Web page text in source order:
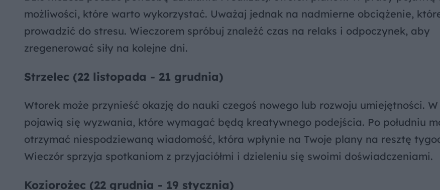
możliwości, które warto wykorzystać. Uważaj jednak na nadmierne obciążenie,
prowadzić do stresu. Wieczorem spróbuj znaleźć czas na relaks i odpoczynek, aby
zregenerować siły na kolejne dni.
Strzelec (22 listopada - 21 grudnia)
Wtorek może przynieść okazję do nauki czegoś nowego lub rozwoju umiejętności.
pojawią się wyzwania, które wymagać będą kreatywnego podejścia. Po południu
otrzymać niespodziewaną wiadomość, która wpłynie na Twoje plany na resztę
Wieczór sprzyja spotkaniom z przyjaciółmi i dzieleniu się swoimi doświadczeniami.
Koziorożec (22 grudnia - 19 stycznia)